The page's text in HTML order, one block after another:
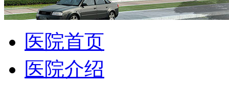
医院首页
医院介绍